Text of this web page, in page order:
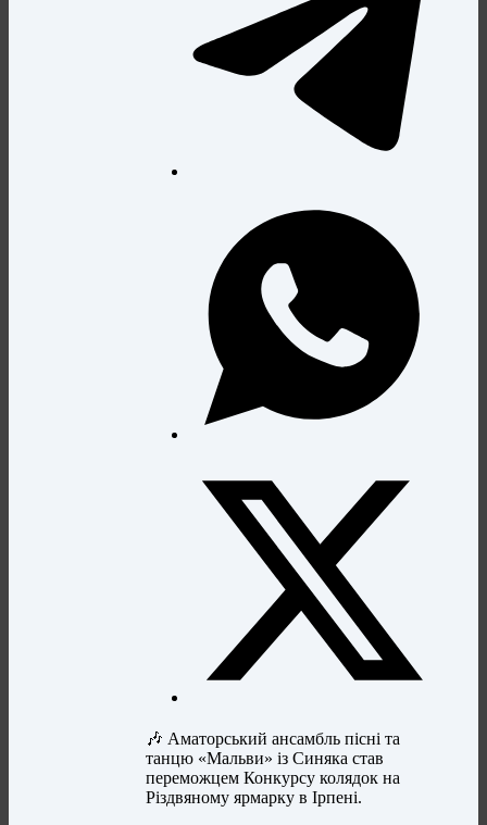
🎶 Аматорський ансамбль пісні та
танцю «Мальви» із Синяка став
переможцем Конкурсу колядок на
Різдвяному ярмарку в Ірпені.